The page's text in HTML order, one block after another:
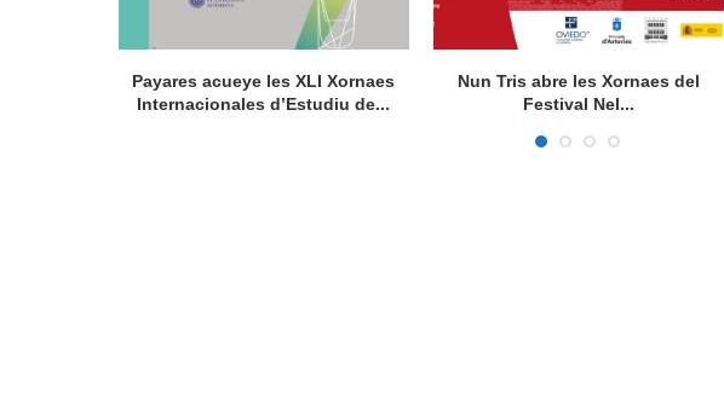
Payares acueye les XLI Xornaes
Internacionales d’Estudiu de...
Nun Tris abre les Xornaes del
Festival Nel...